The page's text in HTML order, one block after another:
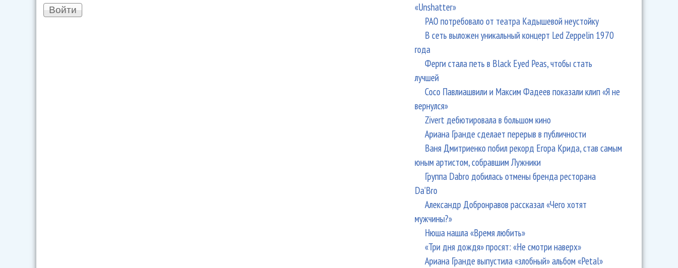
«Unshatter»
РАО потребовало от театра Кадышевой неустойку
В сеть выложен уникальный концерт Led Zeppelin 1970
года
Ферги стала петь в Black Eyed Peas, чтобы стать
лучшей
Сосо Павлиашвили и Максим Фадеев показали клип «Я не
вернулся»
Zivert дебютировала в большом кино
Ариана Гранде сделает перерыв в публичности
Ваня Дмитриенко побил рекорд Егора Крида, став самым
юным артистом, собравшим Лужники
Группа Dabro добилась отмены бренда ресторана
Da'Bro
Александр Добронравов рассказал «Чего хотят
мужчины?»
Нюша нашла «Время любить»
«Три дня дождя» просят: «Не смотри наверх»
Ариана Гранде выпустила «злобный» альбом «Petal»